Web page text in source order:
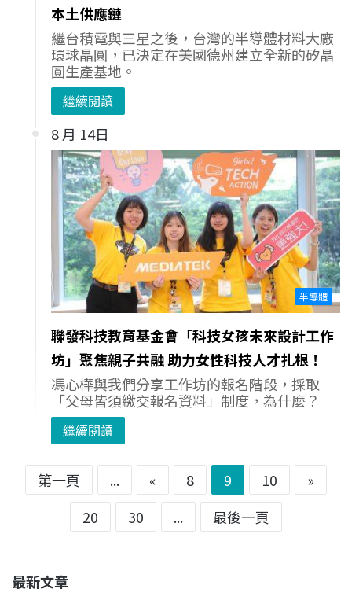
本土供應鏈
繼台積電與三星之後，台灣的半導體材料大廠
環球晶圓，已決定在美國德州建立全新的矽晶
圓生產基地。
繼續閱讀
8 月 14日
半導體
聯發科技教育基金會「科技女孩未來設計工作
坊」聚焦親子共融 助力女性科技人才扎根！
馮心樺與我們分享工作坊的報名階段，採取
「父母皆須繳交報名資料」制度，為什麼？
繼續閱讀
第一頁 ... « 8 9 10
»
20
30 ... 最後一頁
最新文章